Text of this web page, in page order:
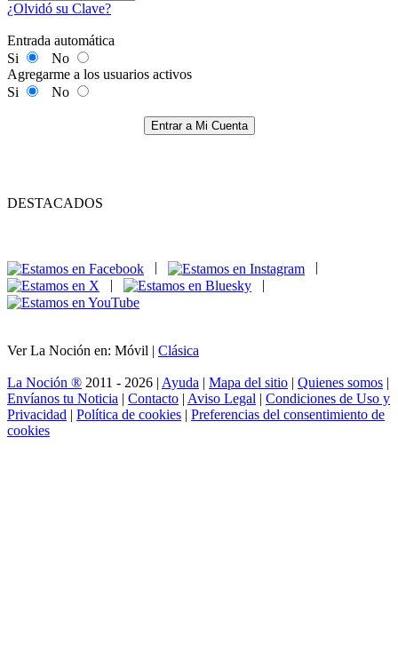
¿Olvidó su Clave?
Entrada automática
Si
No
Agregarme a los usuarios activos
Si
No
Entrar a Mi Cuenta
DESTACADOS
|
|
Ver La Noción en: Móvil | Clásica
La Noción ® 2011 - 2026 | Ayuda | Mapa del sitio | Quienes somos |
Envíanos tu Noticia | Contacto | Aviso Legal | Condiciones de Uso y
Privacidad | Política de cookies | Preferencias del consentimiento de
cookies